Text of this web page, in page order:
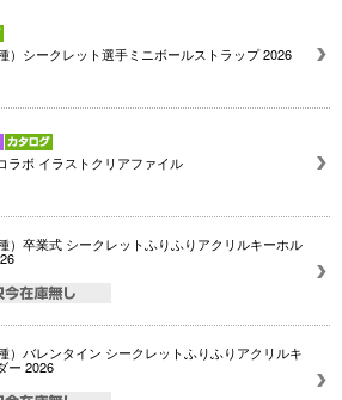
種）シークレット選手ミニボールストラップ 2026
ラボ イラストクリアファイル
種）卒業式 シークレットふりふりアクリルキーホル
種）バレンタイン シークレットふりふりアクリルキ
ー 2026